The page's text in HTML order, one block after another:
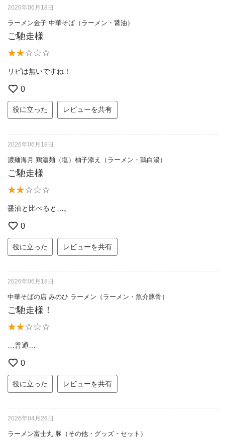
2026年06月18日
ラーメン金子 中華そば（ラーメン・醤油）
ご馳走様
リピは無いですね！
0
役に立った レビューを共有
2026年06月18日
濃麺海月 鶏濃麺（塩）柚子添え（ラーメン・鶏白湯）
ご馳走様
醤油と比べると…。
0
役に立った レビューを共有
2026年06月18日
中華そばの店 みのひ ラーメン（ラーメン・魚介豚骨）
ご馳走様！
…普通…
0
役に立った レビューを共有
2026年04月26日
ラーメン富士丸 豚（その他・グッズ・セット）